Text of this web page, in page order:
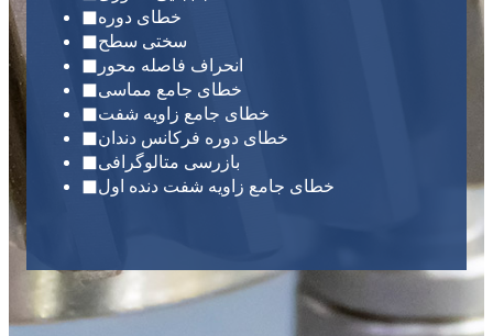
◼خطای دوره
◼سختی سطح
◼ انحراف فاصله محور
◼خطای جامع مماسی
◼خطای جامع زاویه شفت
◼خطای دوره فرکانس دندان
◼بازرسی متالوگرافی
◼خطای جامع زاویه شفت دنده اول